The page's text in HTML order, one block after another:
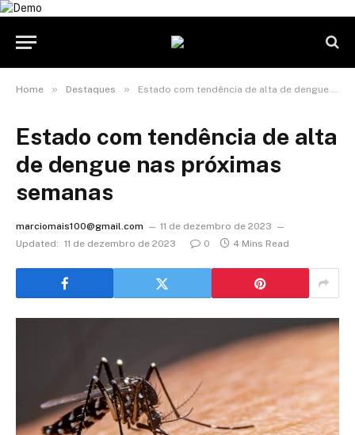
Home » Destaques » Estado com tendência de alta de dengue nas próximas semanas
Estado com tendência de alta
de dengue nas próximas
semanas
marciomais100@gmail.com
11 de dezembro de 2023
Updated: 11 de dezembro de 2023 0 4 Mins Read